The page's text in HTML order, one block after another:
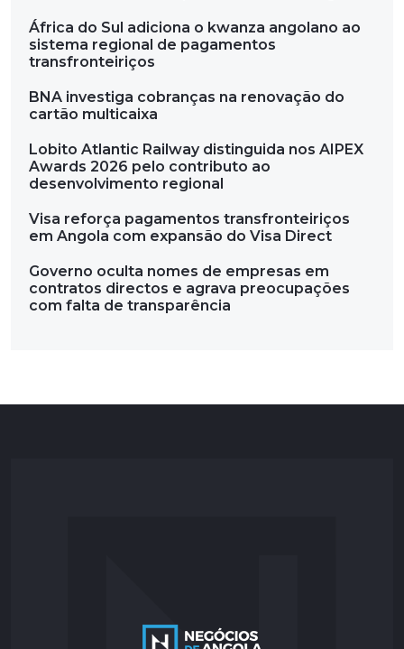
África do Sul adiciona o kwanza angolano ao
sistema regional de pagamentos
transfronteiriços
BNA investiga cobranças na renovação do
cartão multicaixa
Lobito Atlantic Railway distinguida nos AIPEX
Awards 2026 pelo contributo ao
desenvolvimento regional
Visa reforça pagamentos transfronteiriços
em Angola com expansão do Visa Direct
Governo oculta nomes de empresas em
contratos directos e agrava preocupações
com falta de transparência